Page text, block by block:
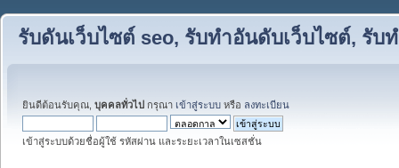
รับดันเว็บไซต์ seo, รับทำอันดับเว็บไซต์, รับ
ยินดีต้อนรับคุณ, บุคคลทั่วไป กรุณา เข้าสู่ระบบ หรือ ลงทะเบียน
เข้าสู่ระบบด้วยชื่อผู้ใช้ รหัสผ่าน และระยะเวลาในเซสชั่น